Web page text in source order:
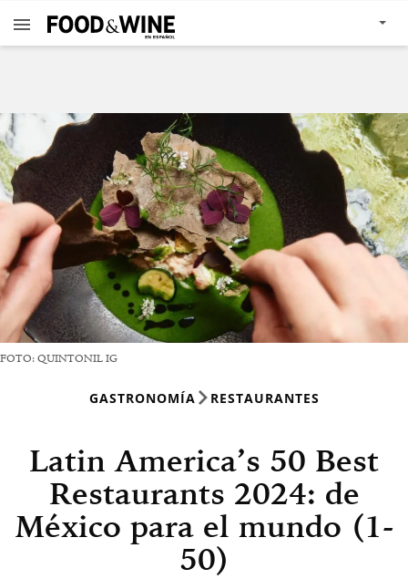
FOTO: QUINTONIL IG
GASTRONOMÍA RESTAURANTES
Latin America’s 50 Best
Restaurants 2024: de
México para el mundo (1-
50)